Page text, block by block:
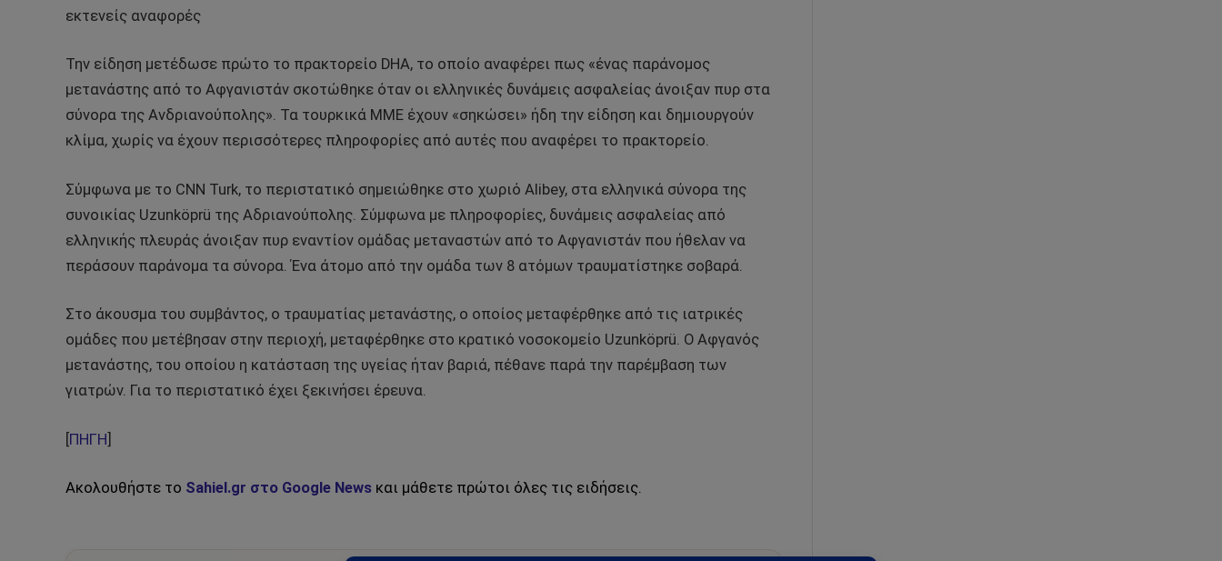
εκτενείς αναφορές
Την είδηση μετέδωσε πρώτο το πρακτορείο DHA, το οποίο αναφέρει πως «ένας παράνομος
μετανάστης από το Αφγανιστάν σκοτώθηκε όταν οι ελληνικές δυνάμεις ασφαλείας άνοιξαν πυρ στα
σύνορα της Ανδριανούπολης». Τα τουρκικά ΜΜΕ έχουν «σηκώσει» ήδη την είδηση και δημιουργούν
κλίμα, χωρίς να έχουν περισσότερες πληροφορίες από αυτές που αναφέρει το πρακτορείο.
Σύμφωνα με το CNN Turk, το περιστατικό σημειώθηκε στο χωριό Alibey, στα ελληνικά σύνορα της
συνοικίας Uzunköprü της Αδριανούπολης. Σύμφωνα με πληροφορίες, δυνάμεις ασφαλείας από
ελληνικής πλευράς άνοιξαν πυρ εναντίον ομάδας μεταναστών από το Αφγανιστάν που ήθελαν να
περάσουν παράνομα τα σύνορα. Ένα άτομο από την ομάδα των 8 ατόμων τραυματίστηκε σοβαρά.
Στο άκουσμα του συμβάντος, ο τραυματίας μετανάστης, ο οποίος μεταφέρθηκε από τις ιατρικές
ομάδες που μετέβησαν στην περιοχή, μεταφέρθηκε στο κρατικό νοσοκομείο Uzunköprü. Ο Αφγανός
μετανάστης, του οποίου η κατάσταση της υγείας ήταν βαριά, πέθανε παρά την παρέμβαση των
γιατρών. Για το περιστατικό έχει ξεκινήσει έρευνα.
ΠΗΓΗ
Ακολουθήστε το Sahiel.gr στο Google News και μάθετε πρώτοι όλες τις ειδήσεις.